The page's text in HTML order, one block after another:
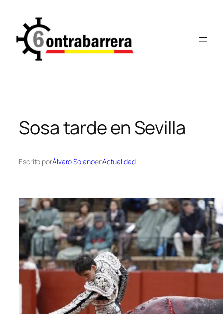
contenido
Sosa tarde en Sevilla
Escrito porÁlvaro SolanoenActualidad